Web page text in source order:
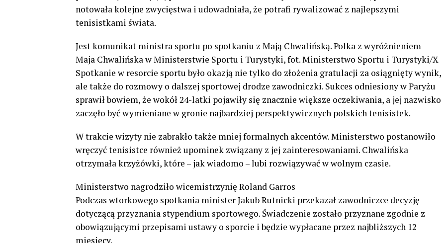
notowała kolejne zwycięstwa i udowadniała, że potrafi rywalizować z najlepszymi
tenisistkami świata.
Jest komunikat ministra sportu po spotkaniu z Mają Chwalińską. Polka z wyróżnieniem
Maja Chwalińska w Ministerstwie Sportu i Turystyki, fot. Ministerstwo Sportu i Turystyki/X
Spotkanie w resorcie sportu było okazją nie tylko do złożenia gratulacji za osiągnięty wynik,
ale także do rozmowy o dalszej sportowej drodze zawodniczki. Sukces odniesiony w Paryżu
sprawił bowiem, że wokół 24-latki pojawiły się znacznie większe oczekiwania, a jej nazwisko
zaczęło być wymieniane w gronie najbardziej perspektywicznych polskich tenisistek.
W trakcie wizyty nie zabrakło także mniej formalnych akcentów. Ministerstwo postanowiło
wręczyć tenisistce również upominek związany z jej zainteresowaniami. Chwalińska
otrzymała krzyżówki, które – jak wiadomo – lubi rozwiązywać w wolnym czasie.
Ministerstwo nagrodziło wicemistrzynię Roland Garros
Podczas wtorkowego spotkania minister Jakub Rutnicki przekazał zawodniczce decyzję
dotyczącą przyznania stypendium sportowego. Świadczenie zostało przyznane zgodnie z
obowiązującymi przepisami ustawy o sporcie i będzie wypłacane przez najbliższych 12
miesięcy.